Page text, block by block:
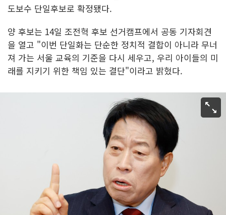
도보수 단일후보로 확정됐다.
양 후보는 14일 조전혁 후보 선거캠프에서 공동 기자회견
을 열고 "이번 단일화는 단순한 정치적 결합이 아니라 무너
져 가는 서울 교육의 기준을 다시 세우고, 우리 아이들의 미
래를 지키기 위한 책임 있는 결단"이라고 밝혔다.